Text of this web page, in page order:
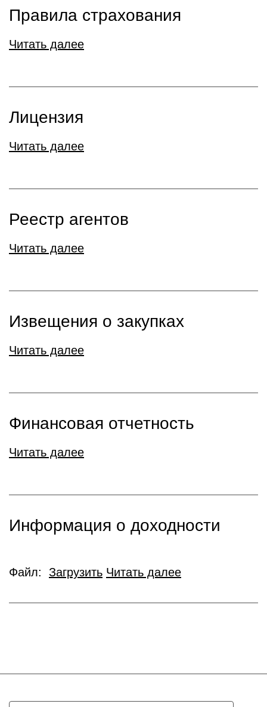
Правила страхования
Читать далее
Лицензия
Читать далее
Реестр aгентов
Читать далее
Извещения о закупках
Читать далее
Финансовая отчетность
Читать далее
Информация о доходности
Файл: Загрузить Читать далее